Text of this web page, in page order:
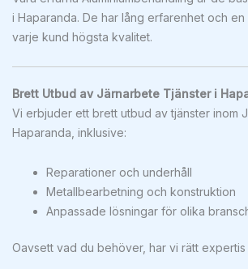
i Haparanda. De har lång erfarenhet och
varje kund högsta kvalitet.
Brett Utbud av Järnarbete Tjänster i
Vi erbjuder ett brett utbud av tjänster inom
Haparanda, inklusive:
Reparationer och underhåll
Metallbearbetning och konstruktion
Anpassade lösningar för olika
Oavsett vad du behöver, har vi rätt